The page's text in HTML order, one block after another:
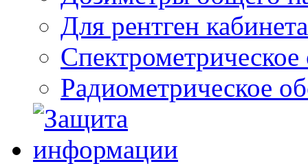
Для рентген кабинета
Радиометрическое